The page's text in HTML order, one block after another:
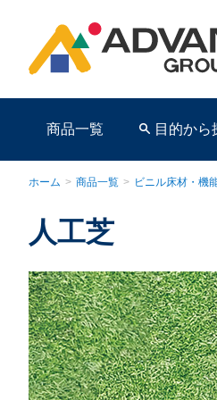
商品一覧 目的から
ホーム > 商品一覧 > ビニル床材・機
人工芝